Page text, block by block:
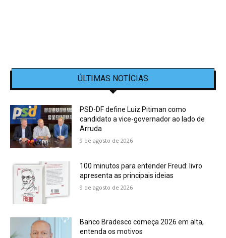
ÚLTIMAS NOTÍCIAS
PSD-DF define Luiz Pitiman como
candidato a vice-governador ao lado de
Arruda
9 de agosto de 2026
100 minutos para entender Freud: livro
apresenta as principais ideias
9 de agosto de 2026
Banco Bradesco começa 2026 em alta,
entenda os motivos